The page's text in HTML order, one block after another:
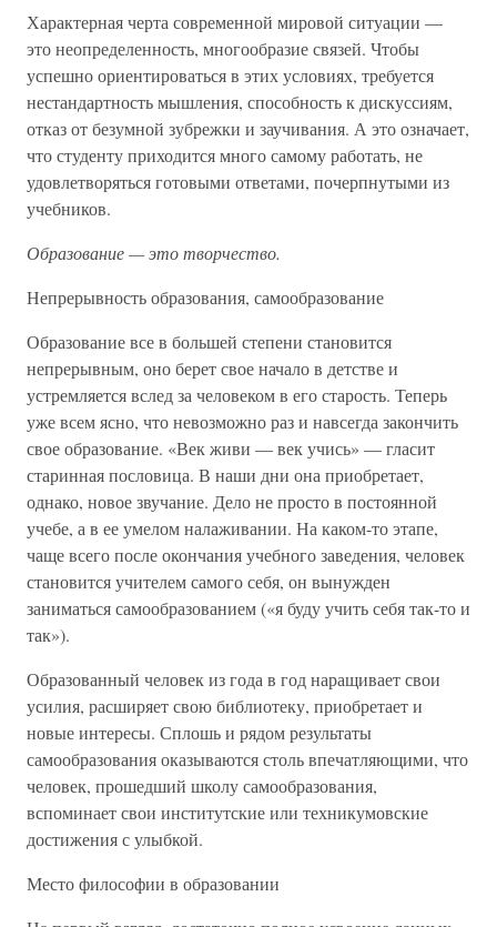
Характерная черта современной мировой ситуации —
это неопределенность, многообразие связей. Чтобы
успешно ориентироваться в этих условиях, требуется
нестандартность мышления, способность к дискуссиям,
отказ от безумной зубрежки и заучивания. А это означает,
что студенту приходится много самому работать, не
удовлетворяться готовыми ответами, почерпнутыми из
учебников.
Образование — это творчество.
Непрерывность образования, самообразование
Образование все в большей степени становится
непрерывным, оно берет свое начало в детстве и
устремляется вслед за человеком в его старость. Теперь
уже всем ясно, что невозможно раз и навсегда закончить
свое образование. «Век живи — век учись» — гласит
старинная пословица. В наши дни она приобретает,
однако, новое звучание. Дело не просто в постоянной
учебе, а в ее умелом налаживании. На каком-то этапе,
чаще всего после окончания учебного заведения, человек
становится учителем самого себя, он вынужден
заниматься самообразованием («я буду учить себя так-то и
так»).
Образованный человек из года в год наращивает свои
усилия, расширяет свою библиотеку, приобретает и
новые интересы. Сплошь и рядом результаты
самообразования оказываются столь впечатляющими, что
человек, прошедший школу самообразования,
вспоминает свои институтские или техникумовские
достижения с улыбкой.
Место философии в образовании